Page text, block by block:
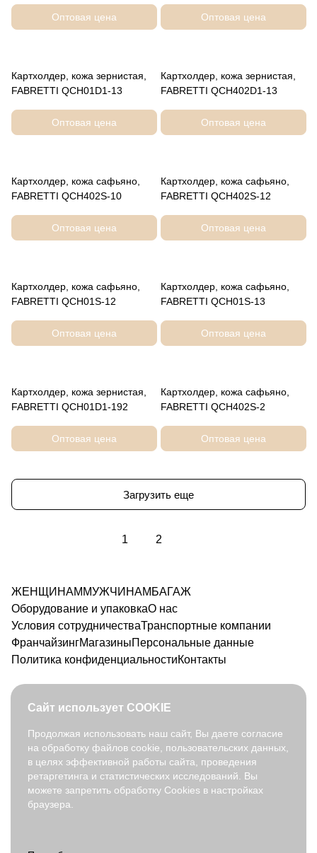
Оптовая цена Оптовая цена
Картхолдер, кожа зернистая,
FABRETTI QCH01D1-13
Оптовая цена
Картхолдер, кожа зернистая,
FABRETTI QCH402D1-13
Оптовая цена
Картхолдер, кожа сафьяно,
FABRETTI QCH402S-10
Оптовая цена
Картхолдер, кожа сафьяно,
FABRETTI QCH402S-12
Оптовая цена
Картхолдер, кожа сафьяно,
FABRETTI QCH01S-12
Оптовая цена
Картхолдер, кожа сафьяно,
FABRETTI QCH01S-13
Оптовая цена
Картхолдер, кожа зернистая,
FABRETTI QCH01D1-192
Оптовая цена
Картхолдер, кожа сафьяно,
FABRETTI QCH402S-2
Оптовая цена
Загрузить еще
1 2
ЖЕНЩИНАМ МУЖЧИНАМ БАГАЖ
Оборудование и упаковкаО нас
Условия сотрудничестваТранспортные компании
ФранчайзингМагазиныПерсональные данные
Политика конфиденциальностиКонтакты
8 800 350 91 90
opt@fabretti.ru
© 2026. fabretti.ru. Все права защищены
Сайт использует COOKIE
Продолжая использовать наш сайт, Вы даете согласие
на обработку файлов cookie, пользовательских данных,
в целях эффективной работы сайта, проведения
ретаргетинга и статистических исследований. Вы
можете запретить обработку Cookies в настройках
браузера.